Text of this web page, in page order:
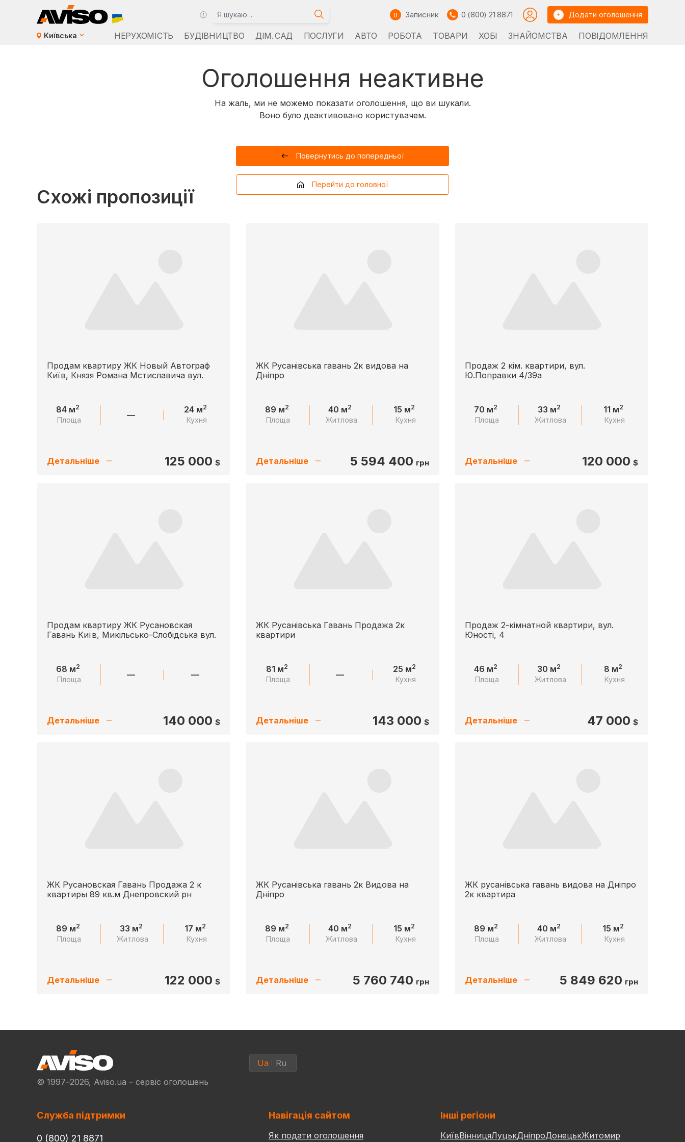
0 Записник 0 (800) 21 8871 Додати оголошення
Київська НЕРУХОМІСТЬ БУДІВНИЦТВО ДІМ. САД ПОСЛУГИ АВТО РОБОТА ТОВАРИ ХОБІ ЗНАЙОМСТВА ПОВІДОМЛЕННЯ
Оголошення неактивне
На жаль, ми не можемо показати оголошення, що ви шукали.
Воно було деактивовано користувачем.
Повернутись до попередньої
Перейти до головної
Схожі пропозиції
Продам квартиру ЖК Новый Автограф
Київ, Князя Романа Мстиславича вул.
84 м2
Площа —
24 м2
Кухня
Детальніше 125 000 $
ЖК Русанівська гавань 2к видова на
Дніпро
89 м2
Площа
40 м2
Житлова
15 м2
Кухня
Детальніше 5 594 400 грн
Продаж 2 кім. квартири, вул.
Ю.Поправки 4/39а
70 м2
Площа
33 м2
Житлова
11 м2
Кухня
Детальніше 120 000 $
Продам квартиру ЖК Русановская
Гавань Київ, Микільсько-Слобідська вул.
68 м2
Площа — —
Детальніше 140 000 $
ЖК Русанівська Гавань Продажа 2к
квартири
81 м2
Площа —
25 м2
Кухня
Детальніше 143 000 $
Продаж 2-кімнатной квартири, вул.
Юності, 4
46 м2
Площа
30 м2
Житлова
8 м2
Кухня
Детальніше 47 000 $
ЖК Русановская Гавань Продажа 2 к
квартиры 89 кв.м Днепровский рн
89 м2
Площа
33 м2
Житлова
17 м2
Кухня
Детальніше 122 000 $
ЖК Русанівська гавань 2к Видова на
Дніпро
89 м2
Площа
40 м2
Житлова
15 м2
Кухня
Детальніше 5 760 740 грн
ЖК русанівська гавань видова на Дніпро
2к квартира
89 м2
Площа
40 м2
Житлова
15 м2
Кухня
Детальніше 5 849 620 грн
© 1997–2026, Aviso.ua – сервіс оголошень
Ua Ru
Служба підтримки
0 (800) 21 8871
Навігація сайтом
Як подати оголошення
Інші регіони
КиївВінницяЛуцькДніпроДонецькЖитомир